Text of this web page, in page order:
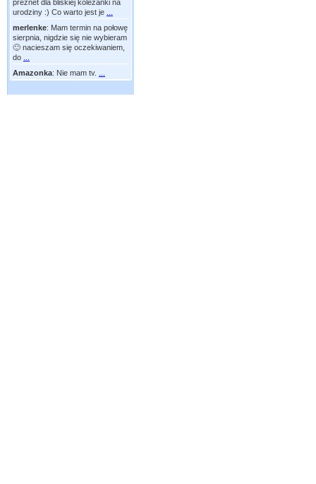
preznet dla bliskiej koleżanki na
urodziny :) Co warto jest je
merlenke: Mam termin na połowę
sierpnia, nigdzie się nie wybieram
🙂 nacieszam się oczekiwaniem,
do
Amazonka: Nie mam tv.